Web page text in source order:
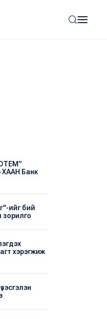
ХААН Банк
ийг бий
зорилго
хэрэгжиж